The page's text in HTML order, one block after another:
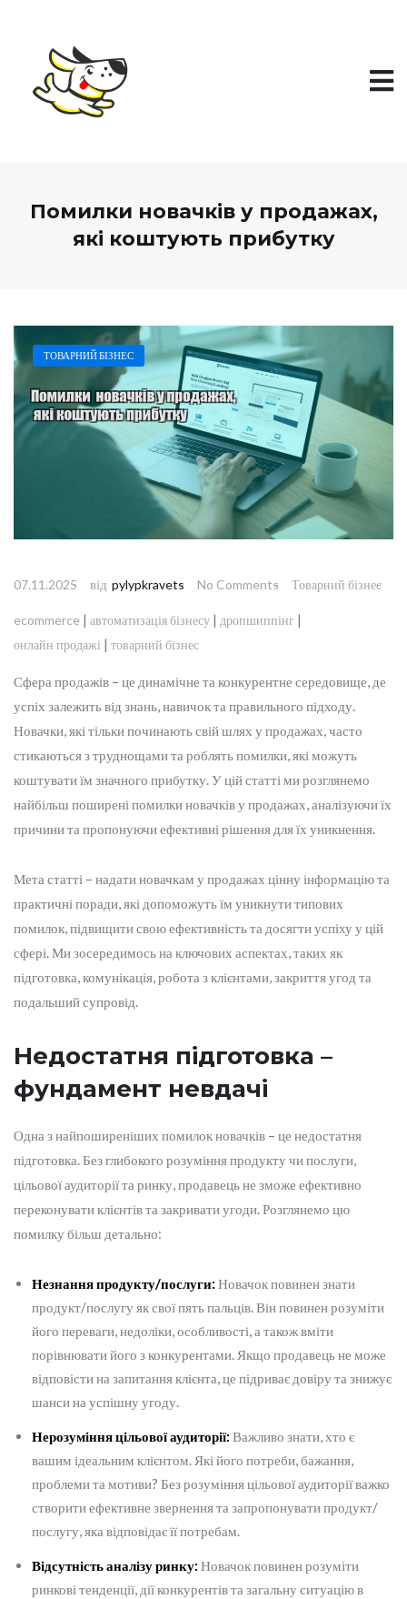
Помилки новачків у продажах,
які коштують прибутку
ТОВАРНИЙ БІЗНЕС
07.11.2025 від pylypkravets No Comments Товарний бізнес
ecommerce | автоматизація бізнесу | дропшиппінг |
онлайн продажі | товарний бізнес
Сфера продажів – це динамічне та конкурентне середовище, де
успіх залежить від знань, навичок та правильного підходу.
Новачки, які тільки починають свій шлях у продажах, часто
стикаються з труднощами та роблять помилки, які можуть
коштувати їм значного прибутку. У цій статті ми розглянемо
найбільш поширені помилки новачків у продажах, аналізуючи їх
причини та пропонуючи ефективні рішення для їх уникнення.
Мета статті – надати новачкам у продажах цінну інформацію та
практичні поради, які допоможуть їм уникнути типових
помилок, підвищити свою ефективність та досягти успіху у цій
сфері. Ми зосередимось на ключових аспектах, таких як
підготовка, комунікація, робота з клієнтами, закриття угод та
подальший супровід.
Недостатня підготовка –
фундамент невдачі
Одна з найпоширеніших помилок новачків – це недостатня
підготовка. Без глибокого розуміння продукту чи послуги,
цільової аудиторії та ринку, продавець не зможе ефективно
переконувати клієнтів та закривати угоди. Розглянемо цю
помилку більш детально:
Незнання продукту/послуги: Новачок повинен знати
продукт/послугу як свої пять пальців. Він повинен розуміти
його переваги, недоліки, особливості, а також вміти
порівнювати його з конкурентами. Якщо продавець не може
відповісти на запитання клієнта, це підриває довіру та знижує
шанси на успішну угоду.
Нерозуміння цільової аудиторії: Важливо знати, хто є
вашим ідеальним клієнтом. Які його потреби, бажання,
проблеми та мотиви? Без розуміння цільової аудиторії важко
створити ефективне звернення та запропонувати продукт/
послугу, яка відповідає її потребам.
Відсутність аналізу ринку: Новачок повинен розуміти
ринкові тенденції, дії конкурентів та загальну ситуацію в